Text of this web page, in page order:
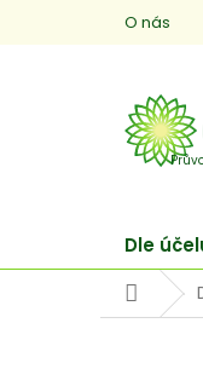
O nás
Dle
Domů